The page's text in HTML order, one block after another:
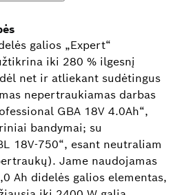
galios „Expert“
iki 280 % ilgesnį
net ir atliekant sudėtingus
nepertraukiamas darbas
GBA 18V 4.0Ah“,
bandymai; su
18V-750“, esant neutraliam
Jame naudojamas
Ah didelės galios elementas,